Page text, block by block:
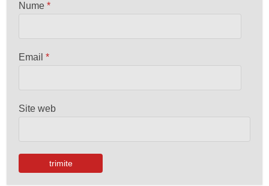
Nume*
Email*
Site web